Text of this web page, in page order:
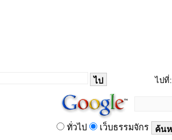
ไปที่:
ทั่วไป เว็บธรรมจักร